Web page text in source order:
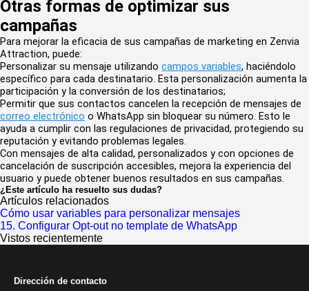
Otras formas de optimizar sus
campañas
Para mejorar la eficacia de sus campañas de marketing en Zenvia
Attraction, puede:
Personalizar su mensaje utilizando campos variables, haciéndolo
específico para cada destinatario. Esta personalización aumenta la
participación y la conversión de los destinatarios;
Permitir que sus contactos cancelen la recepción de mensajes de
correo electrónico o WhatsApp sin bloquear su número. Esto le
ayuda a cumplir con las regulaciones de privacidad, protegiendo su
reputación y evitando problemas legales.
Con mensajes de alta calidad, personalizados y con opciones de
cancelación de suscripción accesibles, mejora la experiencia del
usuario y puede obtener buenos resultados en sus campañas.
¿Este artículo ha resuelto sus dudas?
Artículos relacionados
Cómo usar variables para personalizar mensajes
15. Configurar Opt-out no template de WhatsApp
Vistos recientemente
Dirección de contacto